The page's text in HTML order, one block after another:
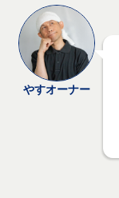
やすオーナー